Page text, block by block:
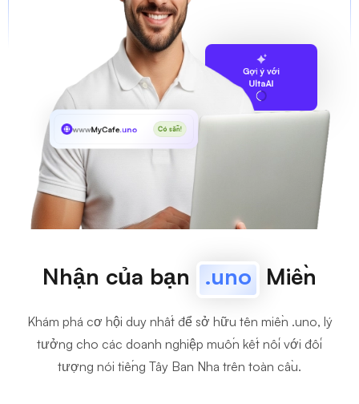
Gợi ý với
UltaAI
wwwMyCafe.uno Có sẵn!
Nhận của bạn .uno Miền
Khám phá cơ hội duy nhất để sở hữu tên miền .uno, lý
tưởng cho các doanh nghiệp muốn kết nối với đối
tượng nói tiếng Tây Ban Nha trên toàn cầu.